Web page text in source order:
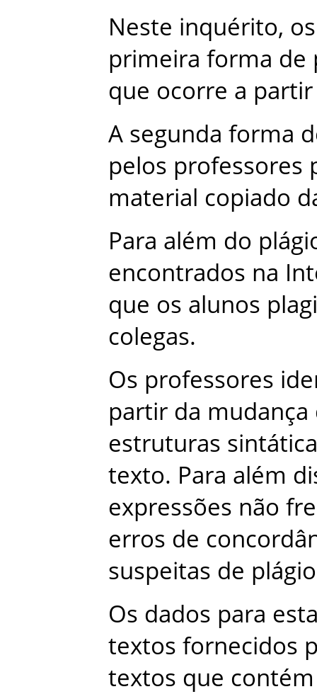
Neste inquérito, os
primeira forma de
que ocorre a partir
A segunda forma
pelos professores
material copiado
Para além do
encontrados na
que os alunos
colegas.
Os professores
partir da mudança
estruturas
texto. Para além
expressões não
erros de
suspeitas de plágio
Os dados para
textos fornecidos
textos que contém